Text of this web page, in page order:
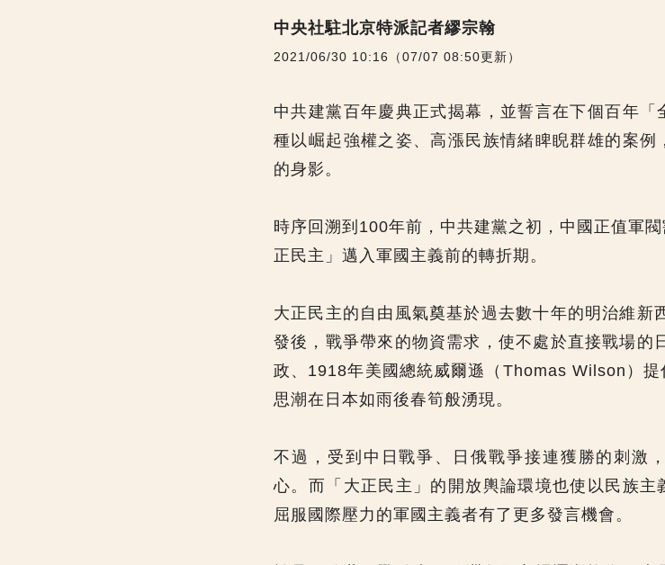
中央社駐北京特派記者繆宗翰
2021/06/30 10:16（07/07 08:50更新）
中共建黨百年慶典正式揭幕，並誓言在下個百年
種以崛起強權之姿、高漲民族情緒睥睨群雄的案
的身影。
時序回溯到100年前，中共建黨之初，中國正值軍
正民主」邁入軍國主義前的轉折期。
大正民主的自由風氣奠基於過去數十年的明治維新
發後，戰爭帶來的物資需求，使不處於直接戰場的
政、1918年美國總統威爾遜（Thomas Wilson）
思潮在日本如雨後春筍般湧現。
不過，受到中日戰爭、日俄戰爭接連獲勝的刺激
心。而「大正民主」的開放輿論環境也使以民族
屈服國際壓力的軍國主義者有了更多發言機會。